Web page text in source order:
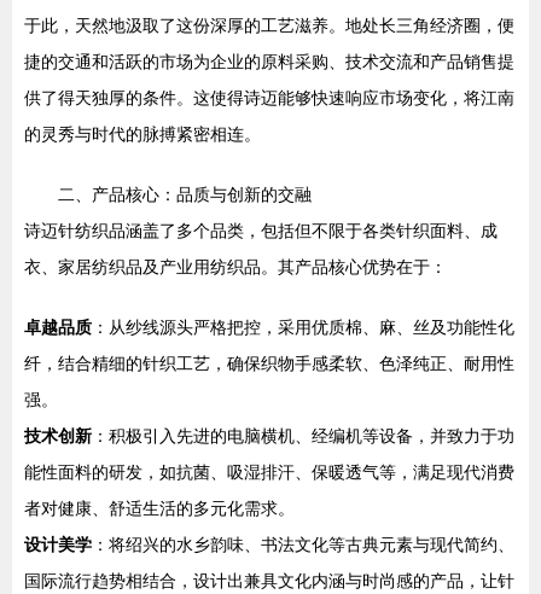
于此，天然地汲取了这份深厚的工艺滋养。地处长三角经济圈，便
捷的交通和活跃的市场为企业的原料采购、技术交流和产品销售提
供了得天独厚的条件。这使得诗迈能够快速响应市场变化，将江南
的灵秀与时代的脉搏紧密相连。
二、产品核心：品质与创新的交融
诗迈针纺织品涵盖了多个品类，包括但不限于各类针织面料、成
衣、家居纺织品及产业用纺织品。其产品核心优势在于：
卓越品质 ：从纱线源头严格把控，采用优质棉、麻、丝及功能性化
纤，结合精细的针织工艺，确保织物手感柔软、色泽纯正、耐用性
强。
技术创新 ：积极引入先进的电脑横机、经编机等设备，并致力于功
能性面料的研发，如抗菌、吸湿排汗、保暖透气等，满足现代消费
者对健康、舒适生活的多元化需求。
设计美学 ：将绍兴的水乡韵味、书法文化等古典元素与现代简约、
国际流行趋势相结合，设计出兼具文化内涵与时尚感的产品，让针